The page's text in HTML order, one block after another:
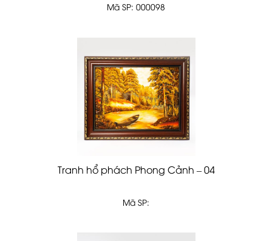
Mã SP: 000098
Tranh hổ phách Phong Cảnh – 04
Mã SP: